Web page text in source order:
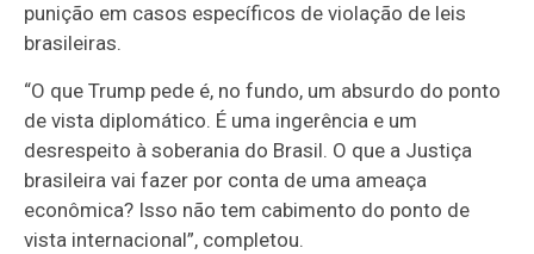
punição em casos específicos de violação de leis
brasileiras.
“O que Trump pede é, no fundo, um absurdo do ponto
de vista diplomático. É uma ingerência e um
desrespeito à soberania do Brasil. O que a Justiça
brasileira vai fazer por conta de uma ameaça
econômica? Isso não tem cabimento do ponto de
vista internacional”, completou.